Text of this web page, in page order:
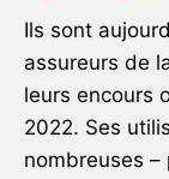
Ils sont
assureurs de
leurs encours
2022. Ses
nombreuses